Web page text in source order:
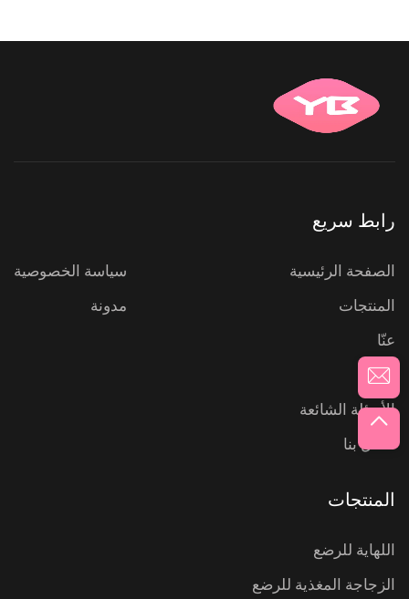
رابط سريع
الصفحة الرئيسية
المنتجات
عنّا
أخبار
الأسئلة الشائعة
اتصل بنا
سياسة الخصوصية
مدونة
المنتجات
اللهاية للرضع
الزجاجة المغذية للرضع